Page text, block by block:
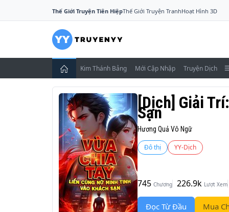
Thế Giới Truyện Tiên HiệpThế Giới Truyện TranhHoạt Hình 3D
Kim Thánh Bảng Mới Cập Nhập Truyện Dịch
[Dịch] Giải
Sạn
Hương Quả Vô Ngữ
Đô thị YY-Dịch
745 Chương 226.9k Lượt Xem
Đọc Từ Đầu Mua